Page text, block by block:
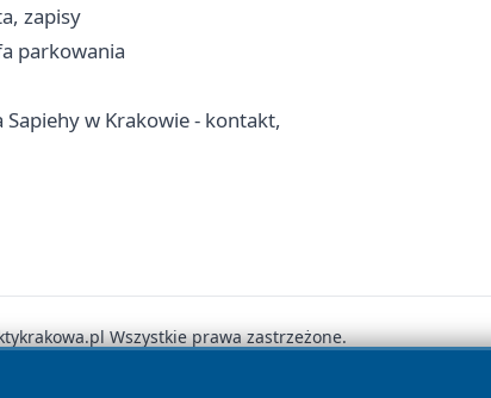
zapisy
parkowania
Sapiehy w Krakowie - kontakt,
Wszystkie prawa zastrzeżone.